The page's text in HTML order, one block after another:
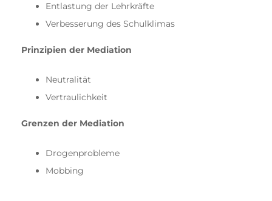
Entlastung der Lehrkräfte
Verbesserung des Schulklimas
Prinzipien der Mediation
Neutralität
Vertraulichkeit
Grenzen der Mediation
Drogenprobleme
Mobbing